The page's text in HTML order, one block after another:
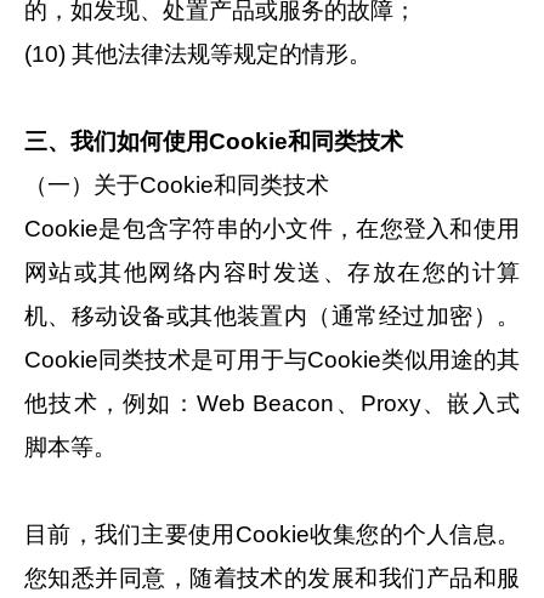
的，如发现、处置产品或服务的故障；
(10) 其他法律法规等规定的情形。
三、我们如何使用Cookie和同类技术
（一）关于Cookie和同类技术
Cookie是包含字符串的小文件，在您登入和使用
网站或其他网络内容时发送、存放在您的计算
机、移动设备或其他装置内（通常经过加密）。
Cookie同类技术是可用于与Cookie类似用途的其
他技术，例如：Web Beacon、Proxy、嵌入式
脚本等。
目前，我们主要使用Cookie收集您的个人信息。
您知悉并同意，随着技术的发展和我们产品和服